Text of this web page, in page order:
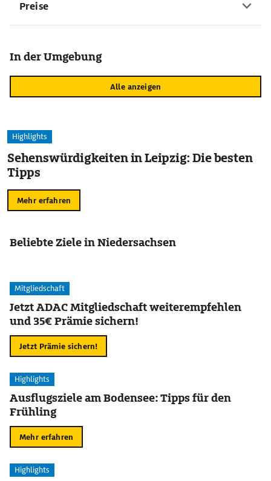
Preise
In der Umgebung
Alle anzeigen
Highlights
Sehenswürdigkeiten in Leipzig: Die besten
Tipps
Mehr erfahren
Beliebte Ziele in Niedersachsen
Mitgliedschaft
Jetzt ADAC Mitgliedschaft weiterempfehlen
und 35€ Prämie sichern!
Jetzt Prämie sichern!
Highlights
Ausflugsziele am Bodensee: Tipps für den
Frühling
Mehr erfahren
Highlights